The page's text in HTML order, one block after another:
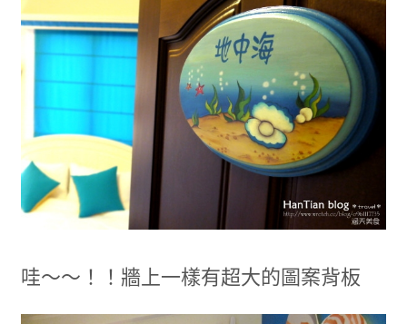
哇～～！！牆上一樣有超大的圖案背板